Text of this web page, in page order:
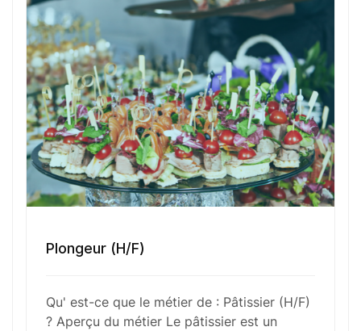
responsabilités incluent la sélection des
ingrédients, la maîtrise des techniques de
préparation et de cuisson, ainsi que la décoration
précise et esthétique des produits finis. Innovant
constamment pour proposer des créations
originales tout en respectant les classiques, le
pâtissier veille également au respect des normes
d’hygiène et de sécurité alimentaire.
Fonctions Principales
Compétences Requises
Plongeur (H/F)
Qu' est-ce que le métier de : Pâtissier (H/F)
? Aperçu du métier Le pâtissier est un